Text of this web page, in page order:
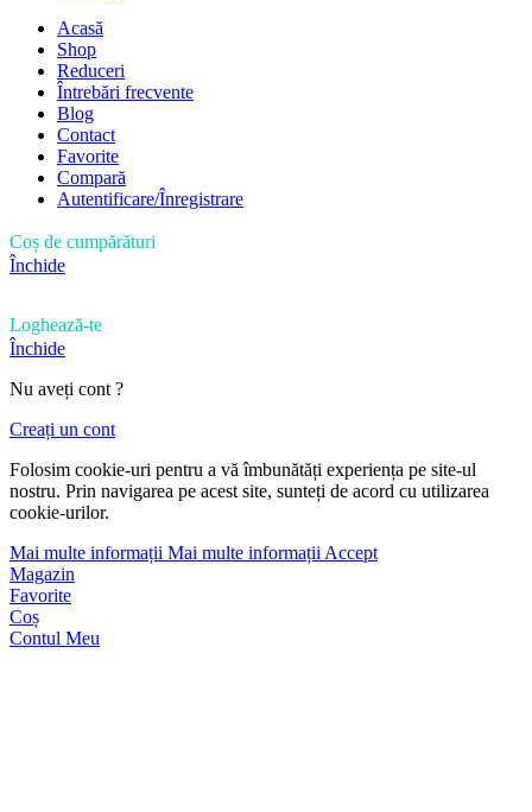
Acasă
Shop
Reduceri
Întrebări frecvente
Blog
Contact
Favorite
Compară
Autentificare/Înregistrare
Coș de cumpărături
Închide
Loghează-te
Închide
Nu aveți cont ?
Creați un cont
Folosim cookie-uri pentru a vă îmbunătăți experiența pe site-ul
nostru. Prin navigarea pe acest site, sunteți de acord cu utilizarea
cookie-urilor.
Mai multe informații Mai multe informațiiAccept
Magazin
Favorite
Coș
Contul Meu